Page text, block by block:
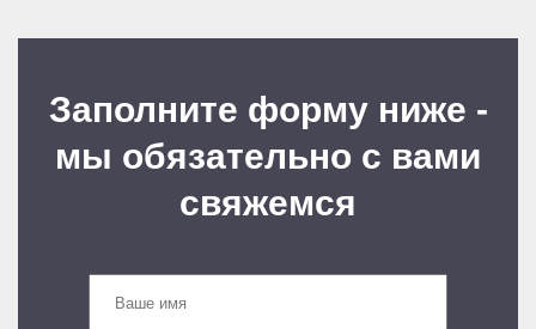
Заполните форму ниже -
мы обязательно с вами
свяжемся